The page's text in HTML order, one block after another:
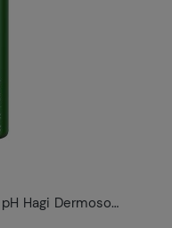
Mgiełka-tonik równoważący pH Hagi Dermosophy